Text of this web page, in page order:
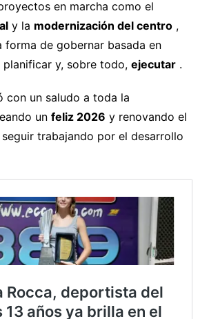
en marcha como el
y la modernización del centro,
forma de gobernar basada en
planificar y, sobre todo, ejecutar.
con un saludo a toda la
un feliz 2026 y renovando el
trabajando por el desarrollo